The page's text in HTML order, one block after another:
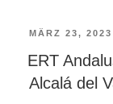
AM
MÄRZ 23, 2023
ERT
Alcalá del